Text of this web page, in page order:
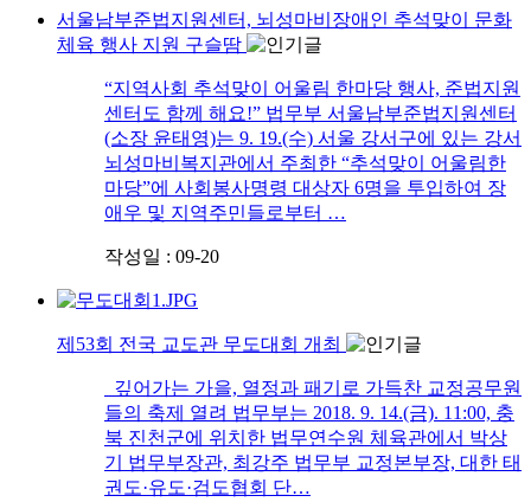
서울남부준법지원센터, 뇌성마비장애인 추석맞이 문화
체육 행사 지원 구슬땀
“지역사회 추석맞이 어울림 한마당 행사, 준법지원
센터도 함께 해요!” 법무부 서울남부준법지원센터
(소장 윤태영)는 9. 19.(수) 서울 강서구에 있는 강서
뇌성마비복지관에서 주최한 “추석맞이 어울림한
마당”에 사회봉사명령 대상자 6명을 투입하여 장
애우 및 지역주민들로부터 …
작성일 : 09-20
제53회 전국 교도관 무도대회 개최
깊어가는 가을, 열정과 패기로 가득찬 교정공무원
들의 축제 열려 법무부는 2018. 9. 14.(금). 11:00, 충
북 진천군에 위치한 법무연수원 체육관에서 박상
기 법무부장관, 최강주 법무부 교정본부장, 대한 태
권도·유도·검도협회 단…